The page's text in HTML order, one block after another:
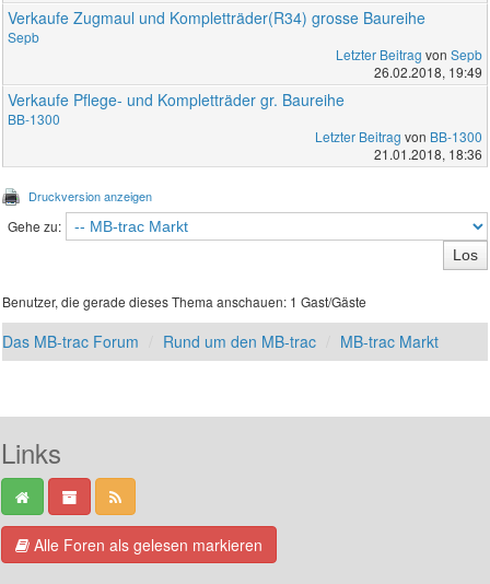
Verkaufe Zugmaul und Kompletträder(R34) grosse Baureihe
Sepb
Letzter Beitrag von Sepb
26.02.2018, 19:49
Verkaufe Pflege- und Kompletträder gr. Baureihe
BB-1300
Letzter Beitrag von BB-1300
21.01.2018, 18:36
Druckversion anzeigen
Gehe zu:
Benutzer, die gerade dieses Thema anschauen: 1 Gast/Gäste
Das MB-trac Forum Rund um den MB-trac MB-trac Markt
Links
Alle Foren als gelesen markieren